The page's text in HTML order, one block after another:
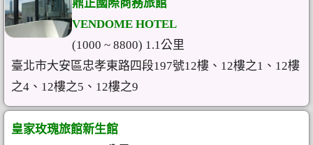
鼎正國際商務旅館
VENDOME HOTEL
(1000 ~ 8800) 1.1公里
臺北市大安區忠孝東路四段197號12樓、12樓之1、12樓
之4、12樓之5、12樓之9
皇家玫瑰旅館新生館